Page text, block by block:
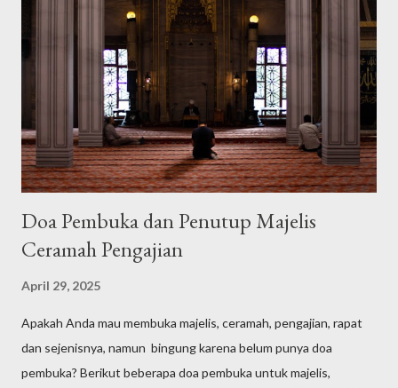
Doa Pembuka dan Penutup Majelis
Ceramah Pengajian
April 29, 2025
Apakah Anda mau membuka majelis, ceramah, pengajian, rapat
dan sejenisnya, namun bingung karena belum punya doa
pembuka? Berikut beberapa doa pembuka untuk majelis,